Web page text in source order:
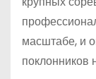
масштабе, и